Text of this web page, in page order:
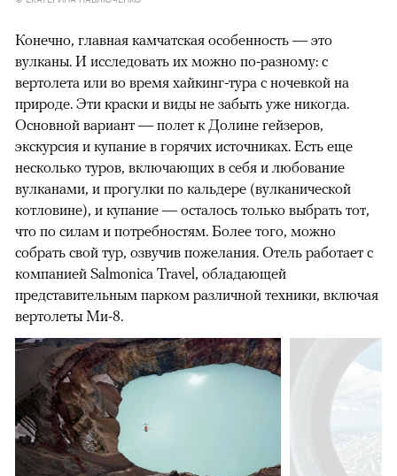
Конечно, главная камчатская особенность — это
вулканы. И исследовать их можно по-разному: с
вертолета или во время хайкинг-тура с ночевкой на
природе. Эти краски и виды не забыть уже никогда.
Основной вариант — полет к Долине гейзеров,
экскурсия и купание в горячих источниках. Есть еще
несколько туров, включающих в себя и любование
вулканами, и прогулки по кальдере (вулканической
котловине), и купание — осталось только выбрать тот,
что по силам и потребностям. Более того, можно
собрать свой тур, озвучив пожелания. Отель работает с
компанией Salmonica Travel, обладающей
представительным парком различной техники, включая
вертолеты Ми-8.